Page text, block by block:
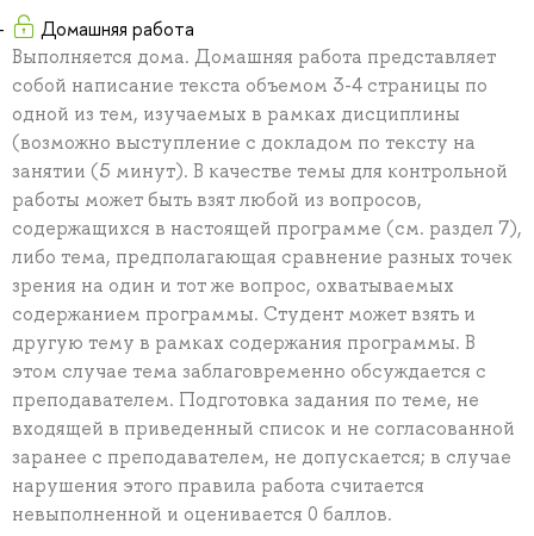
Домашняя работа
Выполняется дома. Домашняя работа представляет
собой написание текста объемом 3-4 страницы по
одной из тем, изучаемых в рамках дисциплины
(возможно выступление с докладом по тексту на
занятии (5 минут). В качестве темы для контрольной
работы может быть взят любой из вопросов,
содержащихся в настоящей программе (см. раздел 7),
либо тема, предполагающая сравнение разных точек
зрения на один и тот же вопрос, охватываемых
содержанием программы. Студент может взять и
другую тему в рамках содержания программы. В
этом случае тема заблаговременно обсуждается с
преподавателем. Подготовка задания по теме, не
входящей в приведенный список и не согласованной
заранее с преподавателем, не допускается; в случае
нарушения этого правила работа считается
невыполненной и оценивается 0 баллов.